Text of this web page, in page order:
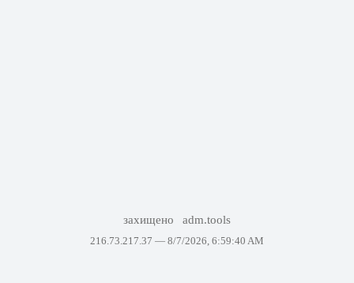
захищено adm.tools
216.73.217.37 — 8/7/2026, 6:59:40 AM